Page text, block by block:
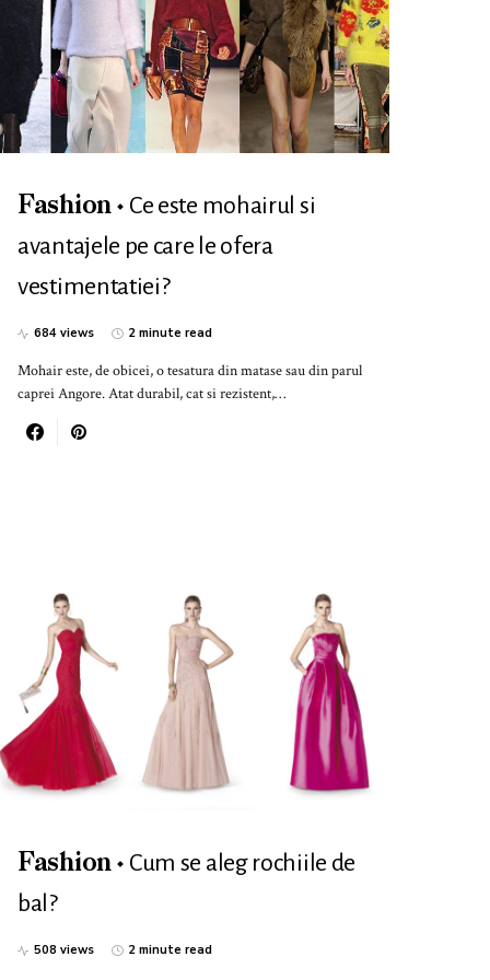
Fashion
Ce este mohairul si
avantajele pe care le ofera
vestimentatiei?
684 views 2 minute read
Mohair este, de obicei, o tesatura din matase sau din parul
caprei Angore. Atat durabil, cat si rezistent,…
Fashion
Cum se aleg rochiile de
bal?
508 views 2 minute read